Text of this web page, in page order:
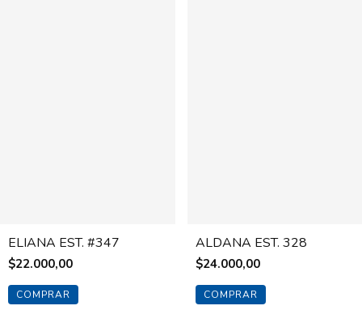
ELIANA EST. #347
$22.000,00
COMPRAR
ALDANA EST. 328
$24.000,00
COMPRAR